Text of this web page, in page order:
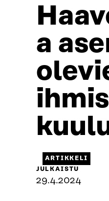
a
ARTIKKELI
JULKAISTU
29.4.2024